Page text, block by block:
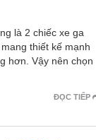
là 2 chiếc xe ga
thiết kế mạnh
hơn. Vậy nên chọn
ĐỌC TIẾP